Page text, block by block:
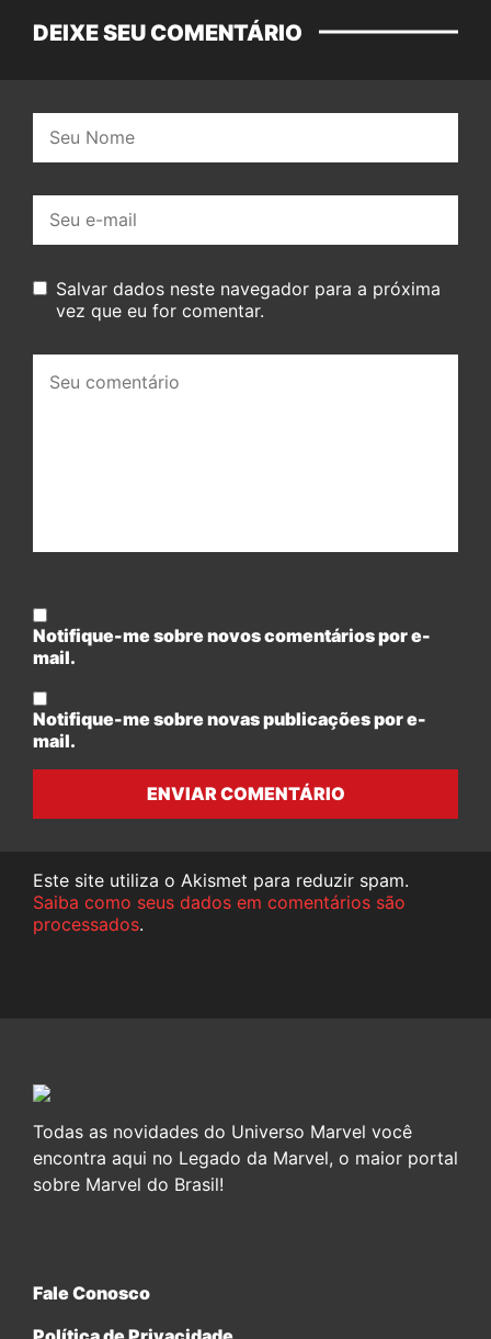
DEIXE SEU COMENTÁRIO
mail:
Salvar dados neste navegador para a próxima
vez que eu for comentar.
comentário:
Notifique-me sobre novos comentários por e-
mail.
Notifique-me sobre novas publicações por e-
mail.
ENVIAR COMENTÁRIO
Este site utiliza o Akismet para reduzir spam.
Saiba como seus dados em comentários são
processados.
Todas as novidades do Universo Marvel você
encontra aqui no Legado da Marvel, o maior portal
sobre Marvel do Brasil!
Fale Conosco